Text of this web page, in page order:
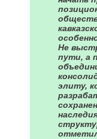
Не
пути, а
элиту,